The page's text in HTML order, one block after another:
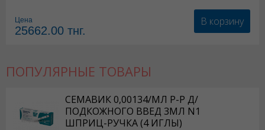
Цена
25662.00 тнг.
В корзину
ПОПУЛЯРНЫЕ ТОВАРЫ
СЕМАВИК 0,00134/МЛ Р-Р Д/
ПОДКОЖНОГО ВВЕД 3МЛ N1
ШПРИЦ-РУЧКА (4 ИГЛЫ)